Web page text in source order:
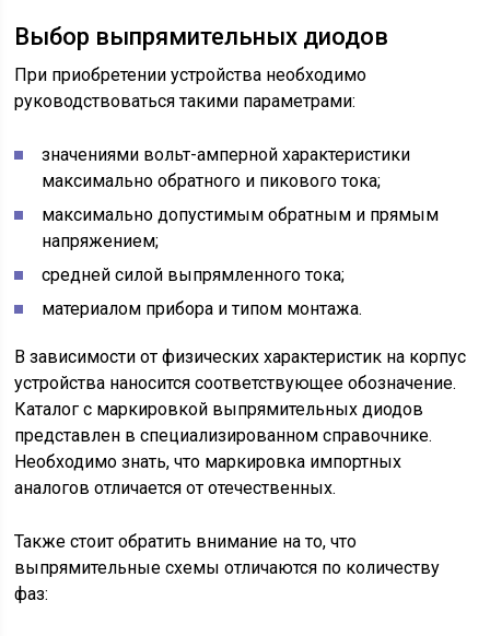
Выбор выпрямительных диодов
При приобретении устройства необходимо
руководствоваться такими параметрами:
значениями вольт-амперной характеристики
максимально обратного и пикового тока;
максимально допустимым обратным и прямым
напряжением;
средней силой выпрямленного тока;
материалом прибора и типом монтажа.
В зависимости от физических характеристик на корпус
устройства наносится соответствующее обозначение.
Каталог с маркировкой выпрямительных диодов
представлен в специализированном справочнике.
Необходимо знать, что маркировка импортных
аналогов отличается от отечественных.
Также стоит обратить внимание на то, что
выпрямительные схемы отличаются по количеству
фаз: